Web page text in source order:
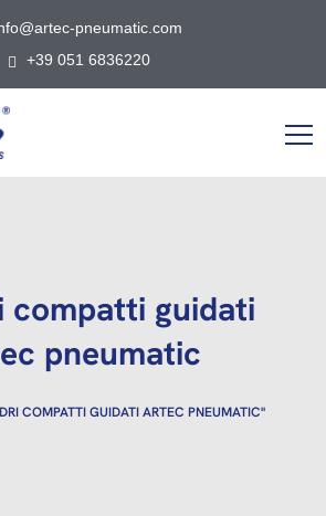
pneumatic.com
+39 051 6836220
compatti guidati
pneumatic
COMPATTI GUIDATI ARTEC PNEUMATIC"